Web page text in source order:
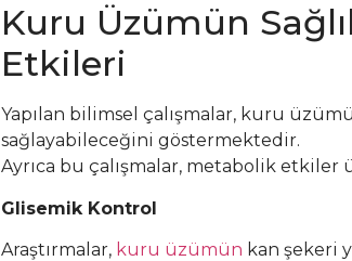
Kuru Üzümün
Etkileri
Yapılan bilimsel çalışmalar, kuru
sağlayabileceğini göstermektedir.
Ayrıca bu çalışmalar, metabolik etkiler
Glisemik Kontrol
Araştırmalar, kuru üzümün kan şekeri